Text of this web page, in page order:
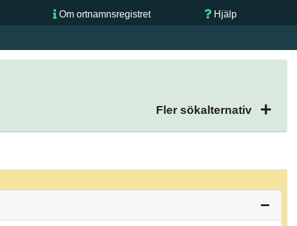
Om ortnamnsregistret Hjälp
Fler sökalternativ